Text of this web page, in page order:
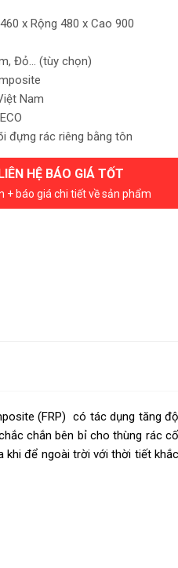
x Rộng 480 x Cao 900
Đỏ… (tùy chọn)
Nam
đựng rác riêng bằng tôn
HỆ BÁO GIÁ TỐT
+ báo giá chi tiết về sản phẩm
(FRP) có tác dụng tăng
chắn bên bỉ cho thùng rác cố
khi để ngoài trời với thời tiết khắc